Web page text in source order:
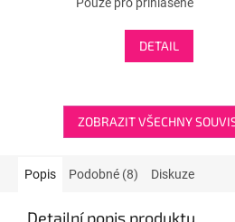
DETAIL
ZOBRAZIT VŠECHNY
Popis Podobné (8) Diskuze
Detailní popis produktu